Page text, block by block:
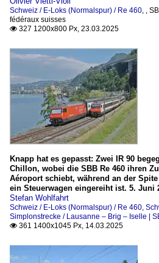
Schweiz / E-Loks (Normalspur) / Re 460, ,
fédéraux suisses
 327 1200x800 Px, 23.03.2025
Knapp hat es gepasst: Zwei IR 90
Chillon, wobei die SBB Re 460 ihren
Aéroport schiebt, während an der
ein Steuerwagen eingereiht ist. 5. Juni
Stefan Wohlfahrt
Schweiz / E-Loks (Normalspur) / Re 460,
Simplonstrecke / Lausanne – Brig – Iselle |
 361 1400x1045 Px, 14.03.2025